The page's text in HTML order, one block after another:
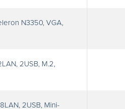
N3350, VGA,
2USB, M.2,
2USB, Mini-